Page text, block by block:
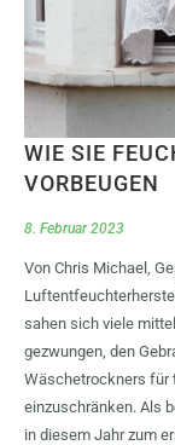
WIE SIE
VORBEUGEN
8. Februar 2023
Von Chris Michael,
sahen sich viele
gezwungen, den
Wäschetrockners für
einzuschränken. Als
in diesem Jahr zum